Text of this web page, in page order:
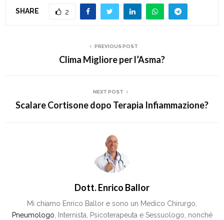
SHARE 2
PREVIOUS POST
Clima Migliore per l’Asma?
NEXT POST
Scalare Cortisone dopo Terapia Infiammazione?
Dott. Enrico Ballor
Mi chiamo Enrico Ballor e sono un Medico Chirurgo,
Pneumologo , Internista, Psicoterapeuta e Sessuologo, nonché